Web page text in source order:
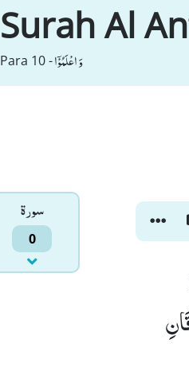
Surah Al
Para 10 -وَ اعْلَمُوْۤا
سورۃ
0